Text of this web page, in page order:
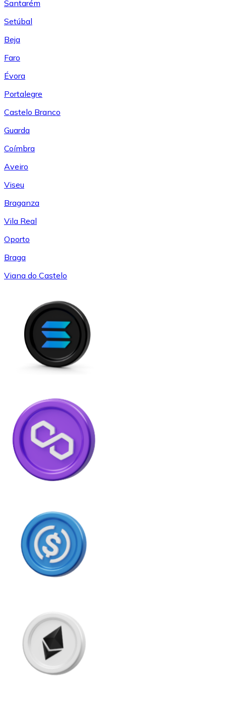
Santarém
Setúbal
Beja
Faro
Évora
Portalegre
Castelo Branco
Guarda
Coímbra
Aveiro
Viseu
Braganza
Vila Real
Oporto
Braga
Viana do Castelo